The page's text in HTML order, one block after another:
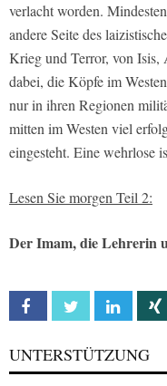
verlacht worden.
andere Seite des
Krieg und Terror, von
dabei, die Köpfe im
nur in ihren Regionen
mitten im Westen viel
eingesteht. Eine wehrlose
Lesen Sie morgen Teil 2:
Der Imam, die Lehrerin
Facebook Twitter Linkedin
UNTERSTÜTZUNG